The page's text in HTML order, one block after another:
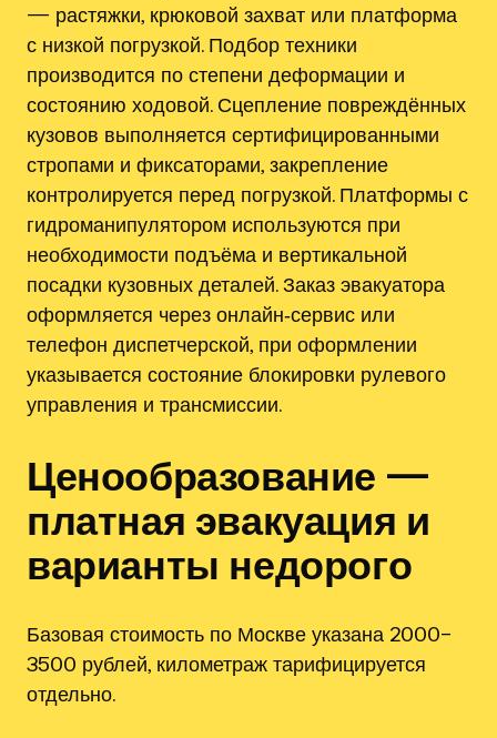
— растяжки, крюковой захват или платформа
с низкой погрузкой. Подбор техники
производится по степени деформации и
состоянию ходовой. Сцепление повреждённых
кузовов выполняется сертифицированными
стропами и фиксаторами, закрепление
контролируется перед погрузкой. Платформы с
гидроманипулятором используются при
необходимости подъёма и вертикальной
посадки кузовных деталей. Заказ эвакуатора
оформляется через онлайн‑сервис или
телефон диспетчерской, при оформлении
указывается состояние блокировки рулевого
управления и трансмиссии.
Ценообразование —
платная эвакуация и
варианты недорого
Базовая стоимость по Москве указана 2000–
3500 рублей, километраж тарифицируется
отдельно.